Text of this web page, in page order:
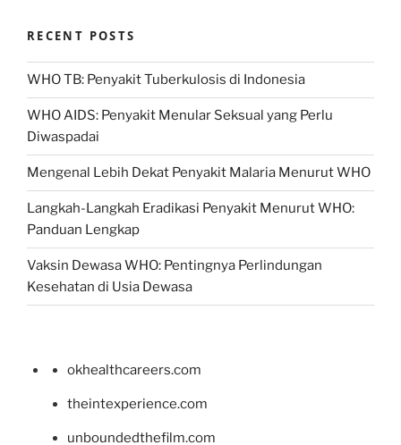
RECENT POSTS
WHO TB: Penyakit Tuberkulosis di Indonesia
WHO AIDS: Penyakit Menular Seksual yang Perlu
Diwaspadai
Mengenal Lebih Dekat Penyakit Malaria Menurut WHO
Langkah-Langkah Eradikasi Penyakit Menurut WHO:
Panduan Lengkap
Vaksin Dewasa WHO: Pentingnya Perlindungan
Kesehatan di Usia Dewasa
okhealthcareers.com
theintexperience.com
unboundedthefilm.com